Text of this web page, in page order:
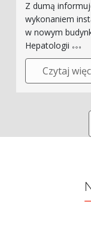
Z dumą
wykonaniem
w nowym
Hepatologii
Czytaj